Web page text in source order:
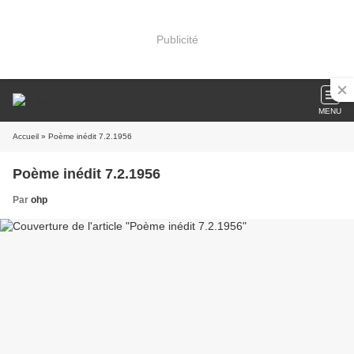
Publicité
MENU
Accueil » Poème inédit 7.2.1956
Poème inédit 7.2.1956
Par ohp